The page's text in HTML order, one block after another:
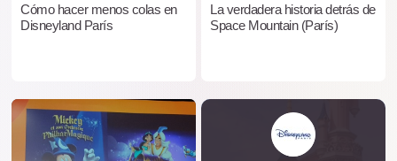
Cómo hacer menos colas en
Disneyland París
La verdadera historia detrás de
Space Mountain (París)